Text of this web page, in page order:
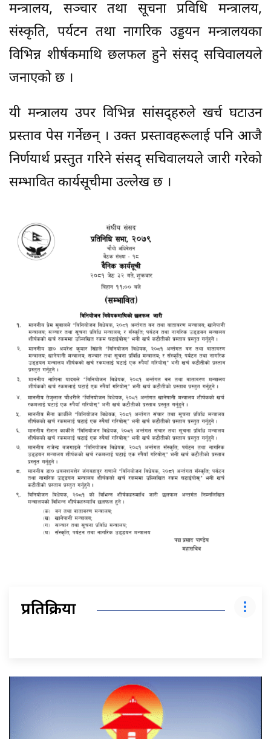
मन्त्रालय, सञ्चार तथा सूचना प्रविधि मन्त्रालय,
संस्कृति, पर्यटन तथा नागरिक उड्डयन मन्त्रालयका
विभिन्न शीर्षकमाथि छलफल हुने संसद् सचिवालयले
जनाएको छ ।
यी मन्त्रालय उपर विभिन्न सांसद्हरुले खर्च घटाउन
प्रस्ताव पेस गर्नेछन् । उक्त प्रस्तावहरूलाई पनि आजै
निर्णयार्थ प्रस्तुत गरिने संसद् सचिवालयले जारी गरेको
सम्भावित कार्यसूचीमा उल्लेख छ ।
प्रतिक्रिया